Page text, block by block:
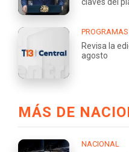
PROGRAMAS
Revisa la
agosto
MÁS DE
NACIONAL